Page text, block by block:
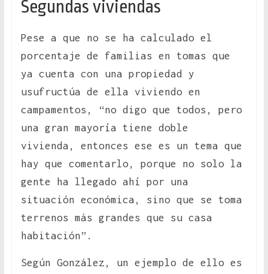
Segundas viviendas
Pese a que no se ha calculado el
porcentaje de familias en tomas que
ya cuenta con una propiedad y
usufructúa de ella viviendo en
campamentos, “no digo que todos, pero
una gran mayoría tiene doble
vivienda, entonces ese es un tema que
hay que comentarlo, porque no solo la
gente ha llegado ahí por una
situación económica, sino que se toma
terrenos más grandes que su casa
habitación”.
Según González, un ejemplo de ello es